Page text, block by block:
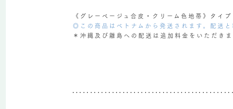
《グレーベージュ合皮・クリーム色地帯》タ
◎この商品はベトナムから発送されます。配送と
＊沖縄及び離島への配送は追加料金をいただき